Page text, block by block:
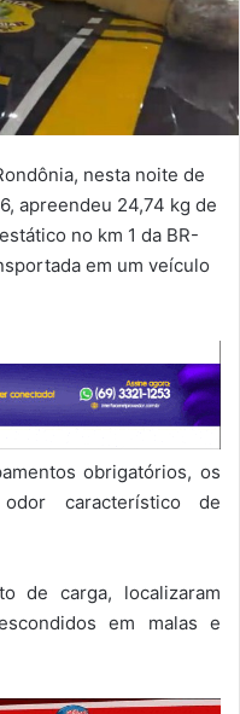
nesta noite de
apreendeu 24,74 kg de
no km 1 da BR-
em um veículo
obrigatórios, os
característico de
de carga, localizaram
em malas e